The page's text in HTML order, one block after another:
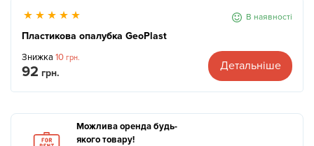
В наявності
Пластикова опалубка GeoPlast
Знижка 10 грн.
92 грн.
Детальніше
Можлива оренда будь-
якого товару!